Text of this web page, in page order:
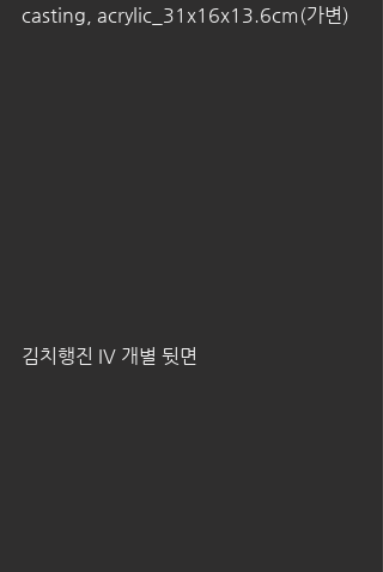
casting, acrylic_31x16x13.6cm(가변)
김치행진 IV 개별 뒷면